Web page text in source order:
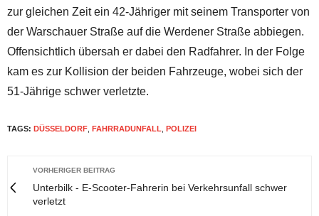
zur gleichen Zeit ein 42-Jähriger mit seinem Transporter von
der Warschauer Straße auf die Werdener Straße abbiegen.
Offensichtlich übersah er dabei den Radfahrer. In der Folge
kam es zur Kollision der beiden Fahrzeuge, wobei sich der
51-Jährige schwer verletzte.
TAGS: DÜSSELDORF FAHRRADUNFALL POLIZEI
VORHERIGER BEITRAG
Unterbilk - E-Scooter-Fahrerin bei Verkehrsunfall schwer
verletzt